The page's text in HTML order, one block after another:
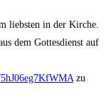
liebsten in der Kirche.
dem Gottesdienst auf
zu